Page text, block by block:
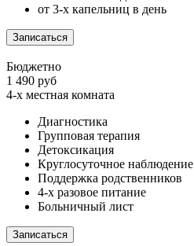
от 3-х капельниц в день
Записаться
Бюджетно
1 490 руб
4-х местная комната
Диагностика
Групповая терапия
Детоксикация
Круглосуточное наблюдение
Поддержка родственников
4-х разовое питание
Больничный лист
Записаться